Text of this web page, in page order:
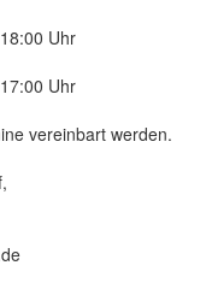
Uhr
Uhr
vereinbart werden.